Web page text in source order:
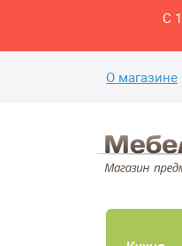
С
О магазине